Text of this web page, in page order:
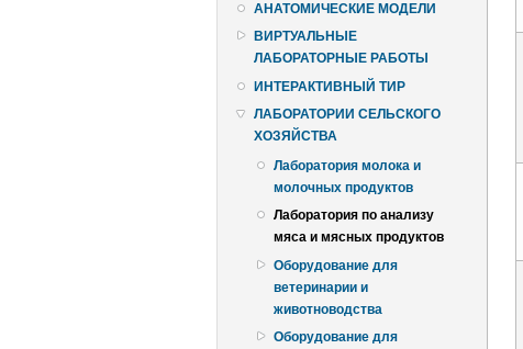
АНАТОМИЧЕСКИЕ МОДЕЛИ
ВИРТУАЛЬНЫЕ
ЛАБОРАТОРНЫЕ РАБОТЫ
ИНТЕРАКТИВНЫЙ ТИР
ЛАБОРАТОРИИ СЕЛЬСКОГО
ХОЗЯЙСТВА
Лаборатория молока и
молочных продуктов
Лаборатория по анализу
мяса и мясных продуктов
Оборудование для
ветеринарии и
животноводства
Оборудование для